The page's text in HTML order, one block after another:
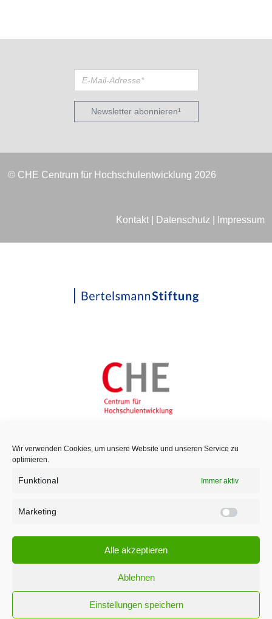
Wir verwenden Cookies, um unsere Website und unseren Service zu
optimieren.
Funktional Immer aktiv
Marketing
Alle akzeptieren
Ablehnen
Einstellungen speichern
Newsletter abonnieren¹
© CHE Centrum für Hochschulentwicklung 2026
Kontakt| Datenschutz Impressum